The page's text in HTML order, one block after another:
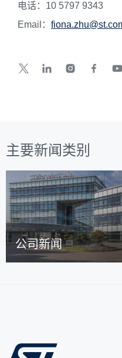
电话：10 5797 9343
Email：
主要新闻类别
公司新闻